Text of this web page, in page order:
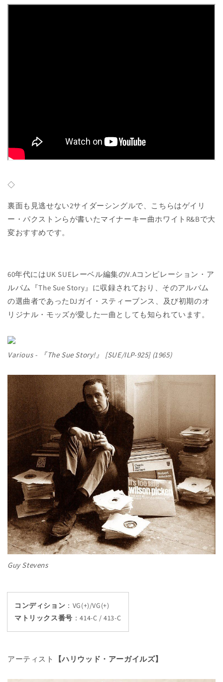
◇
裏面も見逃せない2サイダーシングルで、こちらはゲイリ
ー・パクストンらが書いたマイナーキー曲ホワイトR&Bで大
変おすすめです。
60年代にはUK SUEレーベル編集のV.Aコンピレーション・ア
ルバム『The Sue Story』に収録されており、そのアルバム
の選曲者であったDJガイ・スティーブンス、及び初期のオ
リジナル・モッズが愛した一曲としても知られています。
Various - 『The Sue Story!』 [SUE/ILP-925] (1965)
Guy Stevens
コンディション ：VG(+)/VG(+)
マトリックス番号 ：414-C / 413-C
アーティスト 【ハリウッド・アーガイルズ】